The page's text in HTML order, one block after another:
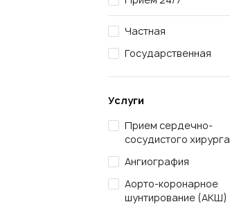
Частная
Государственная
Услуги
Прием сердечно-
сосудистого хирурга
Ангиография
Аорто-коронарное
шунтирование (АКШ)